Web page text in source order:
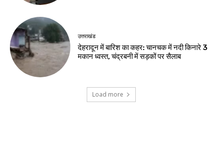
उत्तराखंड
देहरादून में बारिश का कहर: चानचक में नदी किनारे 3
मकान ध्वस्त, चंद्रबनी में सड़कों पर सैलाब
Load more